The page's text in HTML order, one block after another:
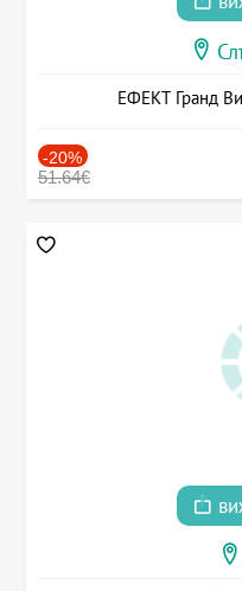
ЕФЕКТ Гранд
-20%
51.64€